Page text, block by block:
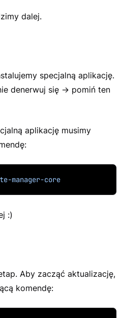
dalej.
specjalną aplikację.
denerwuj się -> pomiń ten
aplikację musimy
manager-core
:)
Aby zacząć aktualizację,
komendę: